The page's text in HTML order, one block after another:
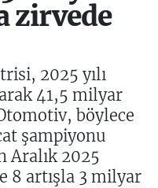
zirvede
2025 yılı
41,5 milyar
böylece
şampiyonu
Aralık 2025
8 artışla 3 milyar